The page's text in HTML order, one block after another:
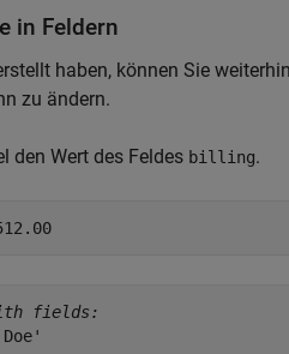
in Feldern
haben, können Sie
zu ändern.
den Wert des Feldes billing.
fields: